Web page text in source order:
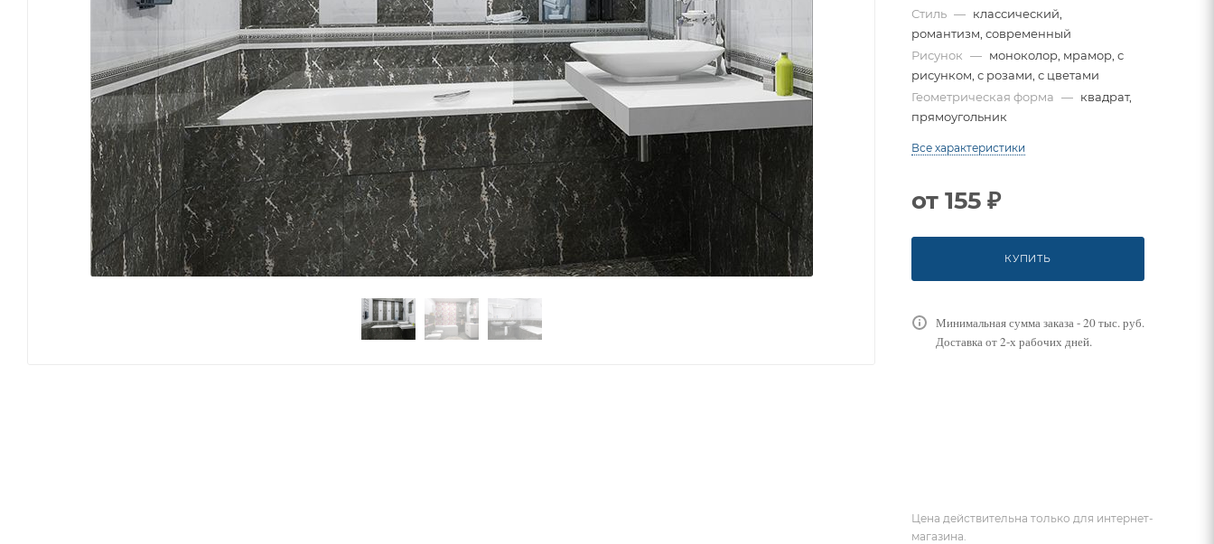
Стиль — классический,
романтизм, современный
Рисунок — моноколор, мрамор, с
рисунком, с розами, с цветами
Геометрическая форма — квадрат,
прямоугольник
Все характеристики
от 155 ₽
КУПИТЬ
Минимальная сумма заказа - 20 тыс. руб.
Доставка от 2-х рабочих дней.
Цена действительна только для интернет-
магазина.